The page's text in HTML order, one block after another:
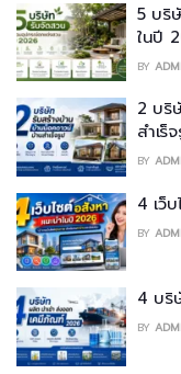
5 บริ
ในปี
BY
2 บริ
สำเร็
BY
4 เว็
BY
4 บริ
BY